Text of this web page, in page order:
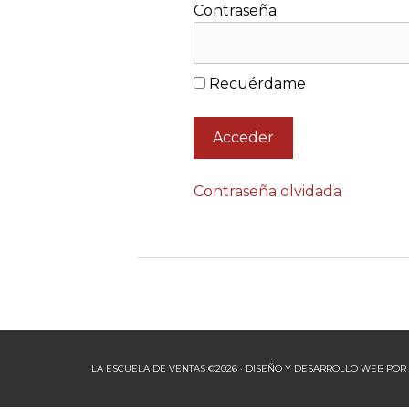
Contraseña
Recuérdame
Contraseña olvidada
LA ESCUELA DE VENTAS ©2026 · DISEÑO Y DESARROLLO WEB POR